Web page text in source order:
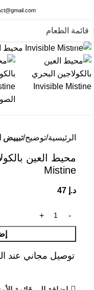
قائمة الطعام
انقر للتكبير
الرئيسية توضيح تبييض
Mistine
د.إ